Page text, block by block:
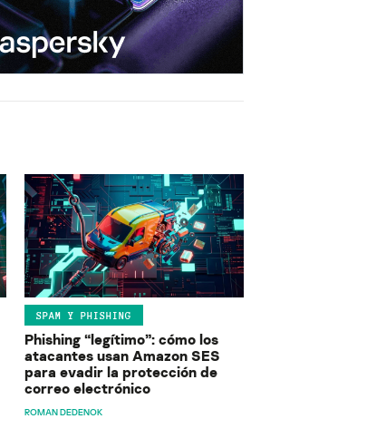
SPAM Y PHISHING
Phishing “legítimo”: cómo los
atacantes usan Amazon SES
para evadir la protección de
correo electrónico
ROMAN DEDENOK